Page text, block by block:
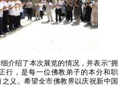
绍了本次展览的情况，并表示“拥
行，是每一位佛教弟子的本分和职
义。希望全市佛教界以庆祝新中国